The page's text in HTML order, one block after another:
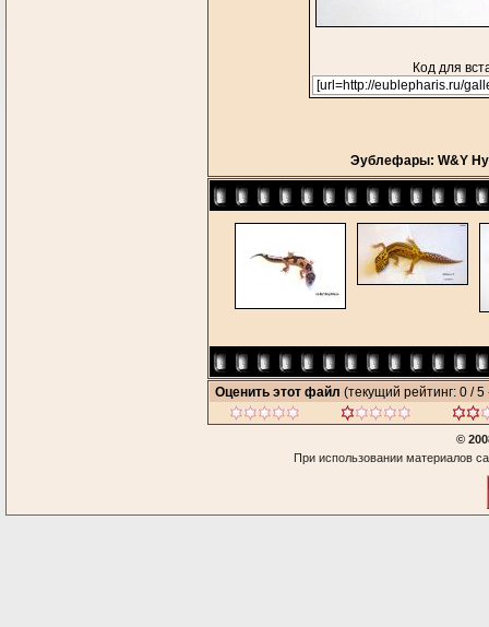
Код для
Эублефары: W&Y
Оценить этот файл (текущий рейтинг: 0 / 5
©
При использовании материалов